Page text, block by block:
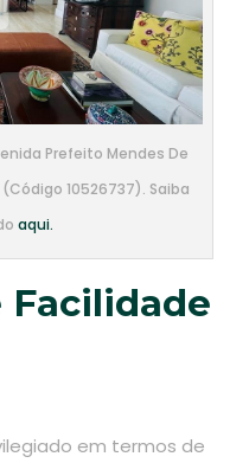
Prefeito Mendes De
10526737). Saiba
aqui.
Facilidade
em termos de